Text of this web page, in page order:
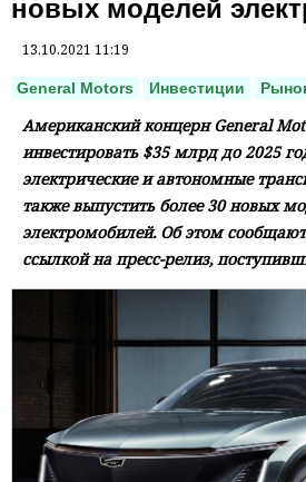
новых моделей
13.10.2021 11:19
General Motors Инвестиции
Американский концерн General
инвестировать $35 млрд до 2025
электрические и автономные
также выпустить более 30 новых
электромобилей. Об этом сообщают
ссылкой на пресс-релиз,